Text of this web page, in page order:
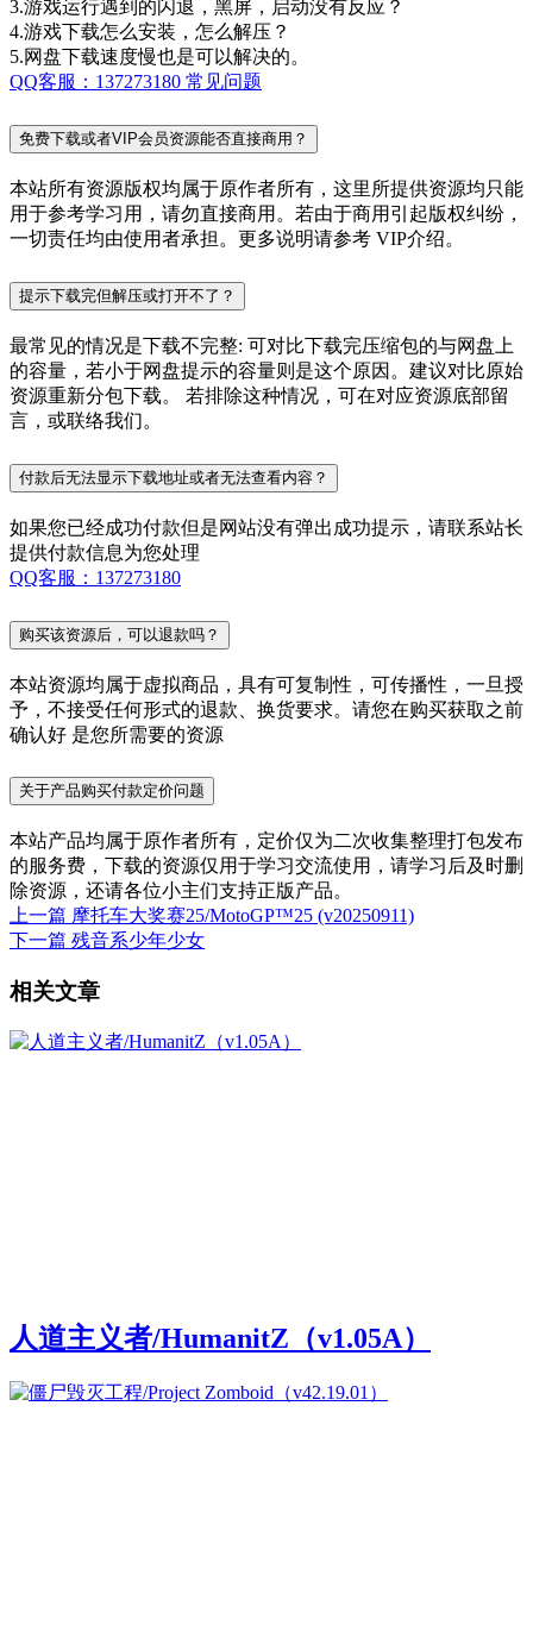
3.游戏运行遇到的闪退，黑屏，启动没有反应？
4.游戏下载怎么安装，怎么解压？
5.网盘下载速度慢也是可以解决的。
QQ客服：137273180 常见问题
免费下载或者VIP会员资源能否直接商用？
本站所有资源版权均属于原作者所有，这里所提供资源均只能
用于参考学习用，请勿直接商用。若由于商用引起版权纠纷，
一切责任均由使用者承担。更多说明请参考 VIP介绍。
提示下载完但解压或打开不了？
最常见的情况是下载不完整: 可对比下载完压缩包的与网盘上
的容量，若小于网盘提示的容量则是这个原因。建议对比原始
资源重新分包下载。 若排除这种情况，可在对应资源底部留
言，或联络我们。
付款后无法显示下载地址或者无法查看内容？
如果您已经成功付款但是网站没有弹出成功提示，请联系站长
提供付款信息为您处理
QQ客服：137273180
购买该资源后，可以退款吗？
本站资源均属于虚拟商品，具有可复制性，可传播性，一旦授
予，不接受任何形式的退款、换货要求。请您在购买获取之前
确认好 是您所需要的资源
关于产品购买付款定价问题
本站产品均属于原作者所有，定价仅为二次收集整理打包发布
的服务费，下载的资源仅用于学习交流使用，请学习后及时删
除资源，还请各位小主们支持正版产品。
上一篇 摩托车大奖赛25/MotoGP™25 (v20250911)
下一篇 残音系少年少女
相关文章
人道主义者/HumanitZ（v1.05A）